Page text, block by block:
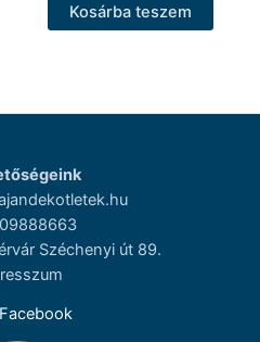
Kosárba teszem
Széchenyi út 89.
Facebook